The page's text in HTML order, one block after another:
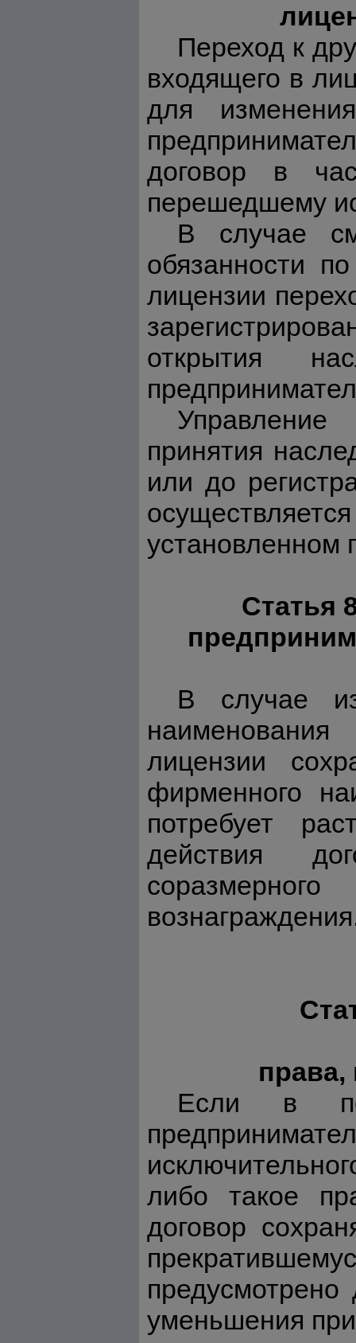
Переход к
входящего в
для
договор в
перешедшему
В случае
обязанности
лицензии
открытия
принятия
или до
установленном
Статья
В случае
наименования
лицензии
фирменного
потребует
действия
Если в
либо такое
договор
предусмотрено
уменьшения